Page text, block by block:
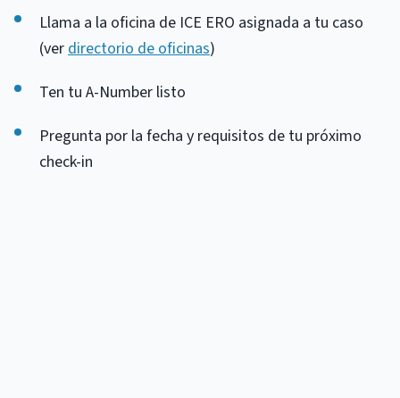
Llama a la oficina de ICE ERO asignada a tu caso
(ver directorio de oficinas)
Ten tu A-Number listo
Pregunta por la fecha y requisitos de tu próximo
check-in